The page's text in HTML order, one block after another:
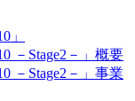
」
－Stage2－」概要
－Stage2－」事業